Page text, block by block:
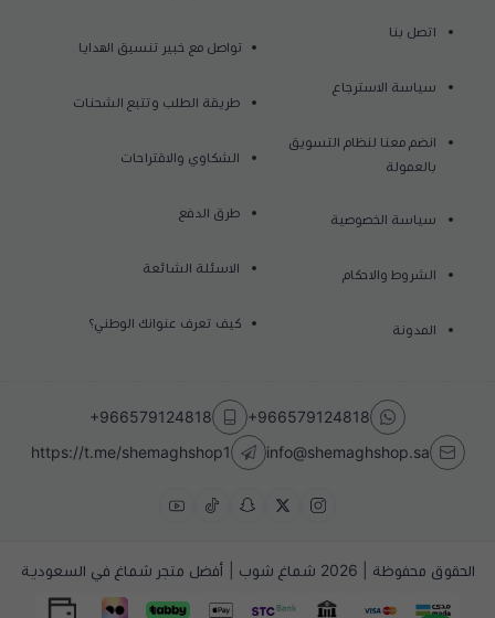
اتصل بنا
سياسة الاسترجاع
انضم معنا لنظام التسويق
بالعمولة
سياسة الخصوصية
الشروط والاحكام
المدونة
تواصل مع خبير تنسيق الهدايا
طريقة الطلب وتتبع الشحنات
الشكاوي والاقتراحات
طرق الدفع
الاسئلة الشائعة
كيف تعرف عنوانك الوطني؟
+966579124818
+966579124818
info@shemaghshop.sa
https://t.me/shemaghshop1
الحقوق محفوظة | 2026 شماغ شوب | أفضل متجر شماغ في السعودية